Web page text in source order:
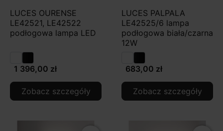
LUCES OURENSE
LE42521, LE42522
podłogowa lampa LED
1 396,00 zł
Zobacz szczegóły
LUCES PALPALA
LE42525/6 lampa
podłogowa biała/czarna
12W
683,00 zł
Zobacz szczegóły